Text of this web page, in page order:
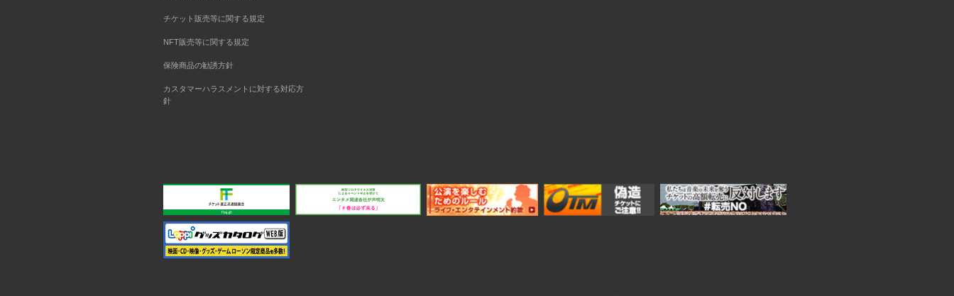
チケット販売等に関する規定
NFT販売等に関する規定
保険商品の勧誘方針
カスタマーハラスメントに対する対応方
針